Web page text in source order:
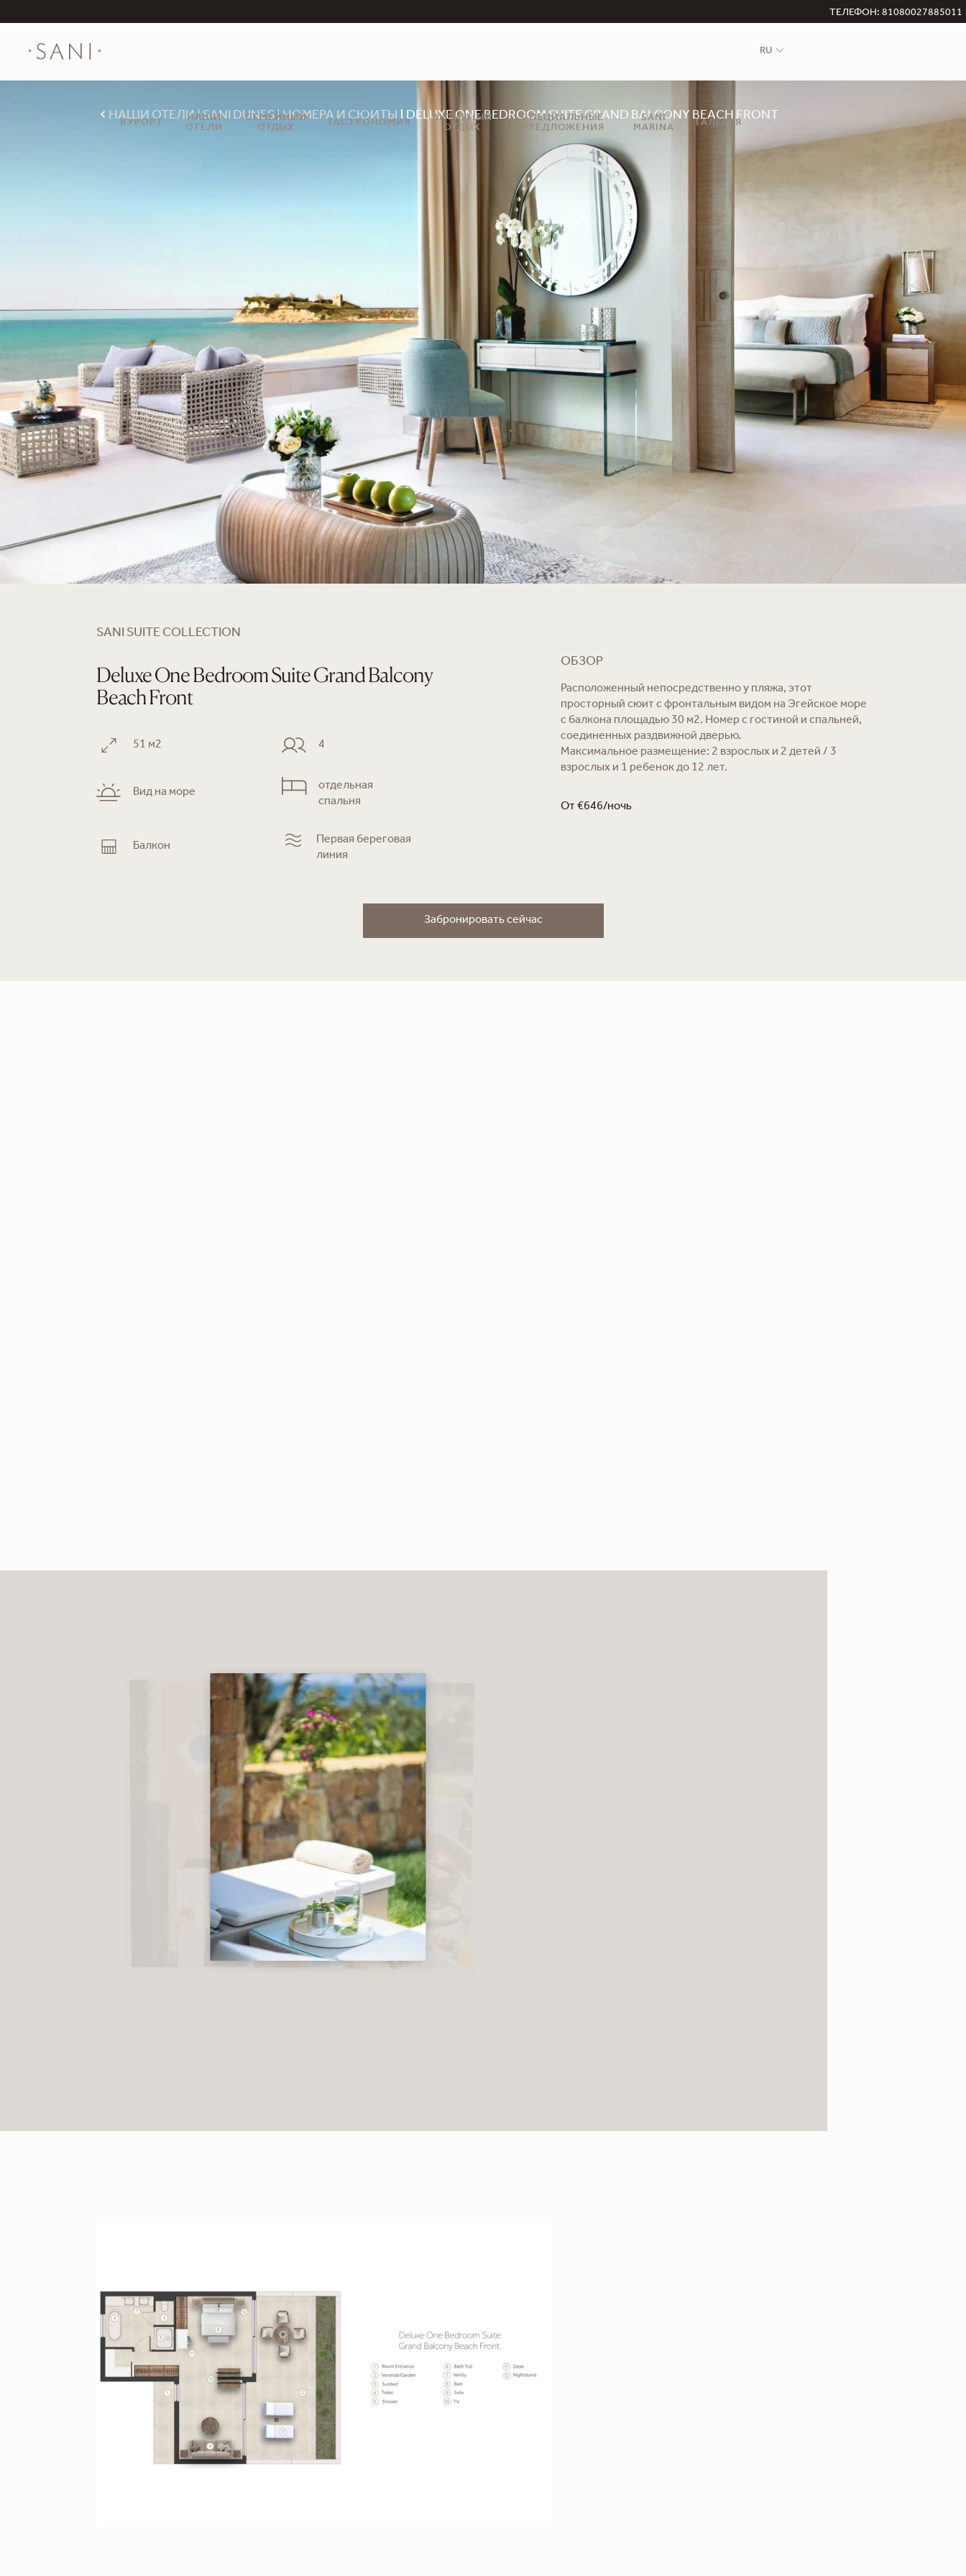
ТЕЛЕФОН: 81080027885011
КУРОРТ
НАШИ
ОТЕЛИ
СЕМЕЙНЫЙ
ОТДЫХ
ГАСТРОНОМИЯ
АКТИВНЫЙ
ОТДЫХ
СПЕЦИАЛЬНЫЕ
ПРЕДЛОЖЕНИЯ
SANI
MARINA
ГАЛЕРЕЯ
RU
НАШИ ОТЕЛИ SANI DUNES НОМЕРА И СЮИТЫ DELUXE ONE BEDROOM SUITE GRAND BALCONY BEACH FRONT
SANI SUITE COLLECTION
Deluxe One Bedroom Suite Grand Balcony
Beach Front
51 м2 4
Вид на море
отдельная
спальня
Балкон
Первая береговая
линия
ОБЗОР
Расположенный непосредственно у пляжа, этот
просторный сюит с фронтальным видом на Эгейское море
с балкона площадью 30 м2. Номер с гостиной и спальней,
соединенных раздвижной дверью.
Максимальное размещение: 2 взрослых и 2 детей / 3
взрослых и 1 ребенок до 12 лет.
От €646/ночь
Забронировать сейчас